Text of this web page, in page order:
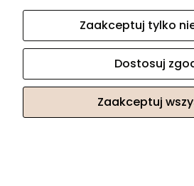
Pebbles damska bransoletka kamień
lawa wulkaniczna i hematyt
Zaakceptuj tylko
Dostosuj
Zaakceptuj